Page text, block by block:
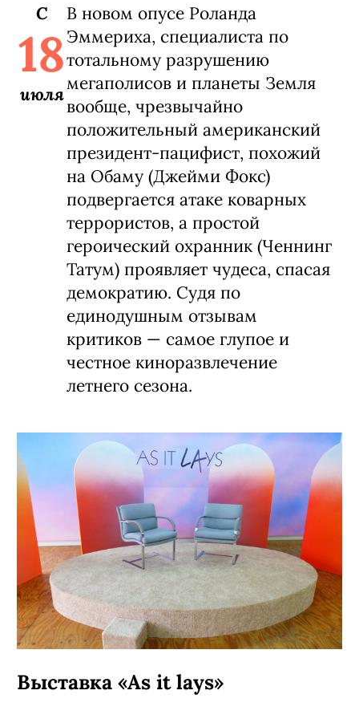
C
18
июля
В новом опусе Роланда
Эммериха, специалиста по
тотальному разрушению
мегаполисов и планеты Земля
вообще, чрезвычайно
положительный американский
президент-пацифист, похожий
на Обаму (Джейми Фокс)
подвергается атаке коварных
террористов, а простой
героический охранник (Ченнинг
Татум) проявляет чудеса, спасая
демократию. Судя по
единодушным отзывам
критиков — самое глупое и
честное киноразвлечение
летнего сезона.
Выставка «As it lays»